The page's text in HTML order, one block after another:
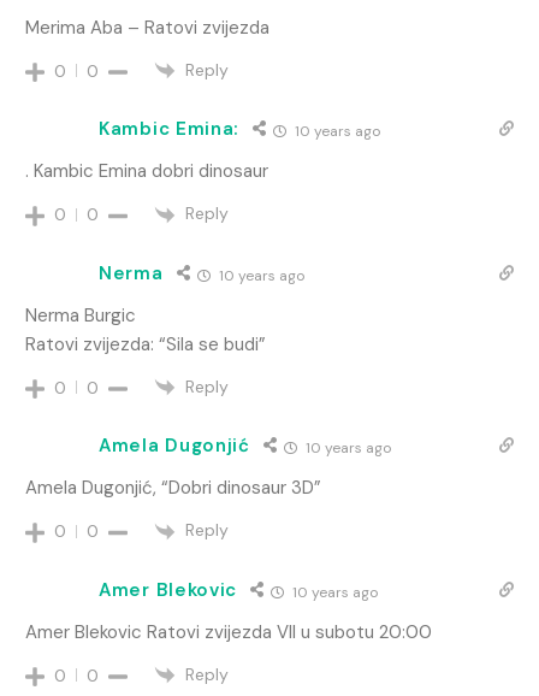
Merima Aba – Ratovi zvijezda
0 0 Reply
Kambic Emina: 10 years ago
. Kambic Emina dobri dinosaur
0 0 Reply
Nerma 10 years ago
Nerma Burgic
Ratovi zvijezda: “Sila se budi”
0 0 Reply
Amela Dugonjić 10 years ago
Amela Dugonjić, “Dobri dinosaur 3D”
0 0 Reply
Amer Blekovic 10 years ago
Amer Blekovic Ratovi zvijezda VII u subotu 20:00
0 0 Reply